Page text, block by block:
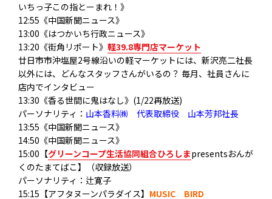
いちっ子この指とーまれ！》
12:55《中国新聞ニュース》
13:00《はつかいち行政ニュース》
13:20《街角リポート》 軽39.8専門店マーケット
廿日市市沖塩屋2号線沿いの軽マーケットには、新沢亮二社長
以外には、どんなスタッフさんがいるの？ 毎月、社員さんに
店内でインタビュー
13:30《香る世間に鬼はなし》(1/22再放送)
パーソナリティ： 山本香料㈱ 代表取締役 山本芳邦社長
13:55《中国新聞ニュース》
14:50《中国新聞ニュース》
15:00【グリーンコープ生活協同組合ひろしまpresentsおんが
くのたまてばこ】（収録放送）
パーソナリティ：辻寛子
15:15【アフタヌーンパラダイス】 MUSIC BIRD